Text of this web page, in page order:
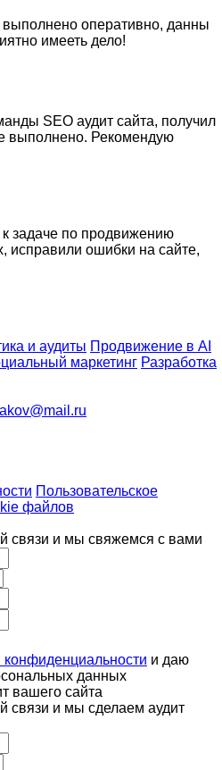
оперативно, данны
имееть дело!
SEO аудит сайта, получил
выполнено. Рекомендую
задаче по продвижению
исправили ошибки на сайте,
и аудиты Продвижение в AI
маркетинг Разработка
Пользовательское
файлов
связи и мы свяжемся с вами
конфиденциальности и даю
данных
вашего сайта
связи и мы сделаем аудит